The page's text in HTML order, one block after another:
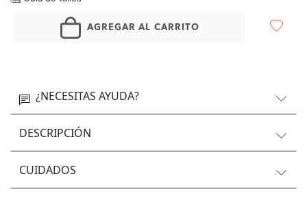
AGREGAR AL CARRITO
¿NECESITAS AYUDA?
DESCRIPCIÓN
CUIDADOS